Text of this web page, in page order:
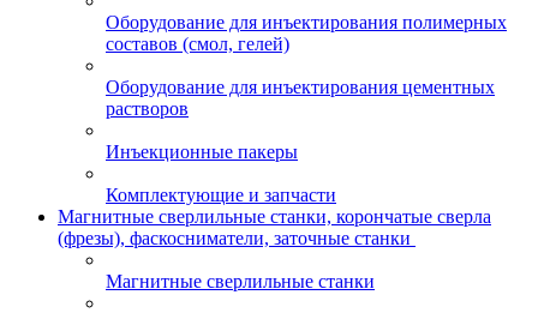
Оборудование для инъектирования полимерных
составов (смол, гелей)
Оборудование для инъектирования цементных
растворов
Инъекционные пакеры
Комплектующие и запчасти
Магнитные сверлильные станки, корончатые сверла
(фрезы), фаскосниматели, заточные станки
Магнитные сверлильные станки